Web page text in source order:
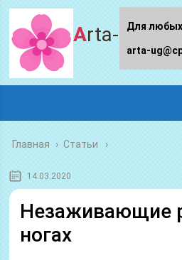
Arta-ug.ru
Главная › Статьи
14.03.2020
Незаживающие
ногах
Для любых
arta-